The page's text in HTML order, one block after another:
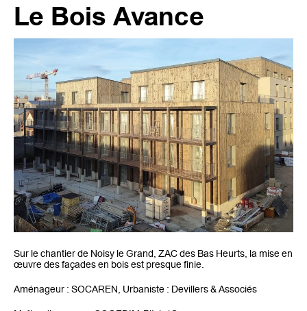
Le Bois Avance
Sur le chantier de Noisy le Grand, ZAC des Bas Heurts, la mise en
œuvre des façades en bois est presque finie.
Aménageur : SOCAREN, Urbaniste : Devillers & Associés